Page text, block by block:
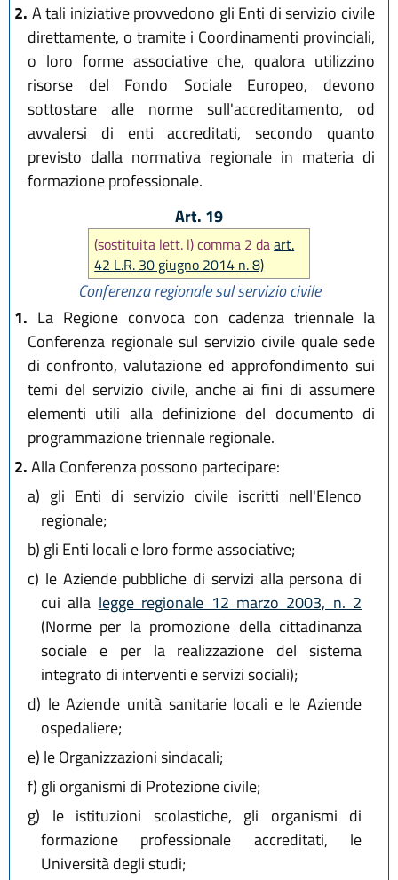
2. A tali iniziative provvedono gli Enti di servizio civile
direttamente, o tramite i Coordinamenti provinciali,
o loro forme associative che, qualora utilizzino
risorse del Fondo Sociale Europeo, devono
sottostare alle norme sull'accreditamento, od
avvalersi di enti accreditati, secondo quanto
previsto dalla normativa regionale in materia di
formazione professionale.
Art. 19
(sostituita lett. l) comma 2 daart.
42 L.R. 30 giugno 2014 n. 8)
Conferenza regionale sul servizio civile
1. La Regione convoca con cadenza triennale la
Conferenza regionale sul servizio civile quale sede
di confronto, valutazione ed approfondimento sui
temi del servizio civile, anche ai fini di assumere
elementi utili alla definizione del documento di
programmazione triennale regionale.
2.Alla Conferenza possono partecipare:
a) gli Enti di servizio civile iscritti nell'Elenco
regionale;
b) gli Enti locali e loro forme associative;
c) le Aziende pubbliche di servizi alla persona di
cui alla legge regionale 12 marzo 2003, n. 2
(Norme per la promozione della cittadinanza
sociale e per la realizzazione del sistema
integrato di interventi e servizi sociali);
d) le Aziende unità sanitarie locali e le Aziende
ospedaliere;
e) le Organizzazioni sindacali;
f) gli organismi di Protezione civile;
g) le istituzioni scolastiche, gli organismi di
formazione professionale accreditati, le
Università degli studi;